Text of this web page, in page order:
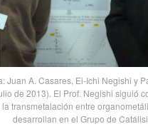
Juan A. Casares, Ei-Ichi Negishi y
de 2013). El Prof. Negishi siguió
transmetalación entre
desarrollan en el Grupo de